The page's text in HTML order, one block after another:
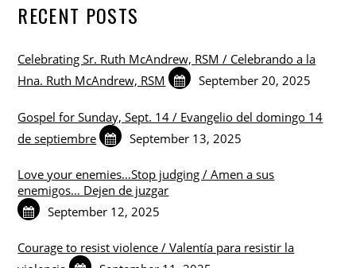
RECENT POSTS
Celebrating Sr. Ruth McAndrew, RSM / Celebrando a la
Hna. Ruth McAndrew, RSM
September 20, 2025
Gospel for Sunday, Sept. 14 / Evangelio del domingo 14
de septiembre
September 13, 2025
Love your enemies…Stop judging / Amen a sus
enemigos… Dejen de juzgar
September 12, 2025
Courage to resist violence / Valentía para resistir la